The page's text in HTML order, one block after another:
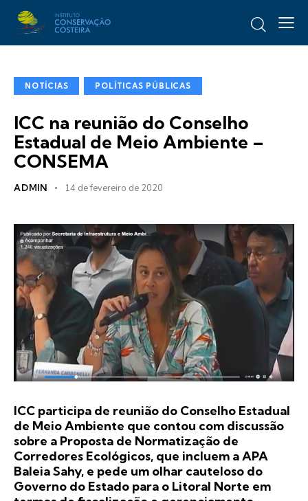
NOTÍCIAS POLÍTICAS PÚBLICAS
ICC na reunião do Conselho
Estadual de Meio Ambiente –
CONSEMA
ADMIN 14 de fevereiro de 2020
ICC participa de reunião do Conselho Estadual
de Meio Ambiente que contou com discussão
sobre a Proposta de Normatização de
Corredores Ecológicos, que incluem a APA
Baleia Sahy, e pede um olhar cauteloso do
Governo do Estado para o Litoral Norte em